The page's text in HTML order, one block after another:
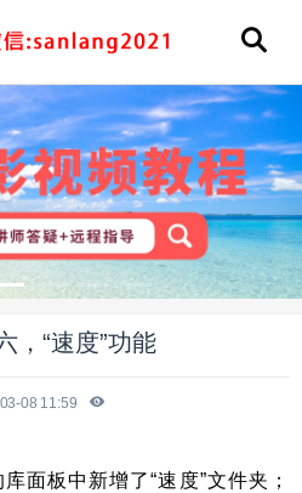
，“速度”功能
08 11:59
面板中新增了“速度”文件夹；